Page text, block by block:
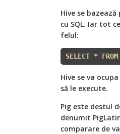
Hive se
cu SQL. Iar tot
felul:
SELECT * FROM
Hive se va
să le execute.
Pig este destul
denumit
comparare de